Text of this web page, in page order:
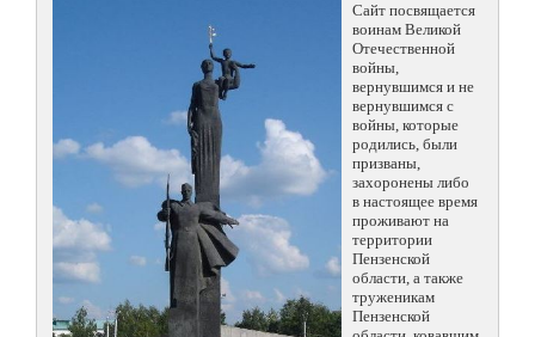
Сайт посвящается
воинам Великой
Отечественной
войны,
вернувшимся и не
вернувшимся с
войны, которые
родились, были
призваны,
захоронены либо
в настоящее время
проживают на
территории
Пензенской
области, а также
труженикам
Пензенской